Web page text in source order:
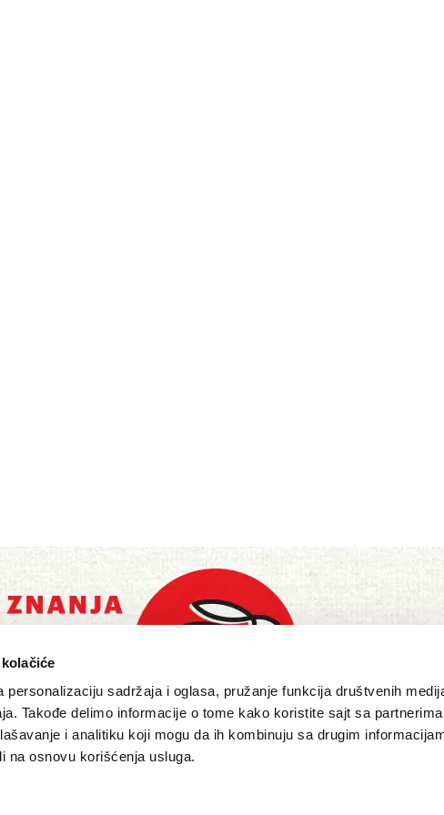
personalizaciju sadržaja i oglasa, pružanje funkcija društvenih
Takođe delimo informacije o tome kako koristite sajt sa
i analitiku koji mogu da ih kombinuju sa drugim
na osnovu korišćenja usluga.